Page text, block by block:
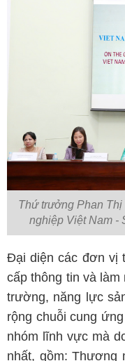
Thứ trưởng Phan Thị
nghiệp Việt Nam -
Đại diện các đơn vị
cấp thông tin và
trường, năng lực
rộng chuỗi cung
nhóm lĩnh vực mà
nhất, gồm: Thương